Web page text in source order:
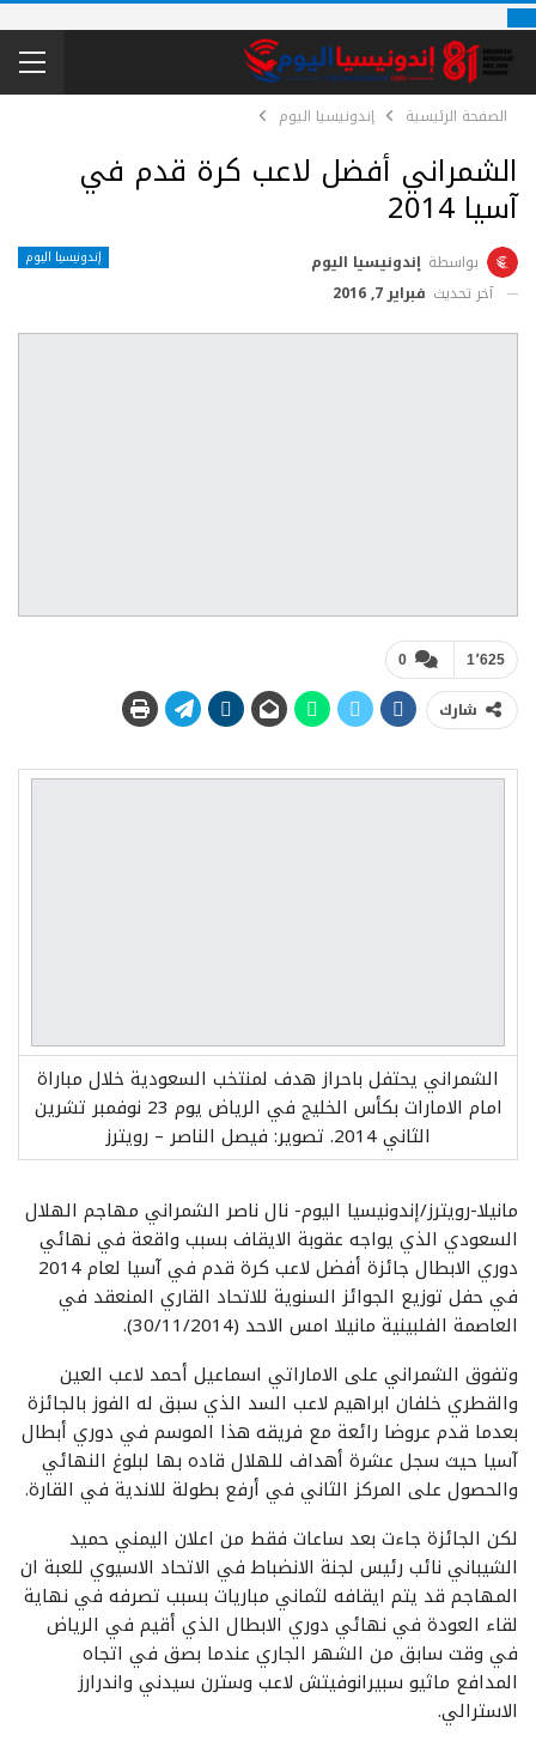
الصفحة الرئيسية إندونيسيا اليوم
الشمراني أفضل لاعب كرة قدم في
آسيا 2014
إندونيسيا اليوم بواسطة إندونيسيا اليوم
آخر تحديث فبراير 7, 2016
0 1٬625
شارك
الشمراني يحتفل باحراز هدف لمنتخب السعودية خلال مباراة
امام الامارات بكأس الخليج في الرياض يوم 23 نوفمبر تشرين
الثاني 2014. تصوير: فيصل الناصر – رويترز
مانيلا-رويترز/إندونيسيا اليوم- نال ناصر الشمراني مهاجم الهلال
السعودي الذي يواجه عقوبة الايقاف بسبب واقعة في نهائي
دوري الابطال جائزة أفضل لاعب كرة قدم في آسيا لعام 2014
في حفل توزيع الجوائز السنوية للاتحاد القاري المنعقد في
العاصمة الفلبينية مانيلا امس الاحد (30/11/2014).
وتفوق الشمراني على الاماراتي اسماعيل أحمد لاعب العين
والقطري خلفان ابراهيم لاعب السد الذي سبق له الفوز بالجائزة
بعدما قدم عروضا رائعة مع فريقه هذا الموسم في دوري أبطال
آسيا حيث سجل عشرة أهداف للهلال قاده بها لبلوغ النهائي
والحصول على المركز الثاني في أرفع بطولة للاندية في القارة.
لكن الجائزة جاءت بعد ساعات فقط من اعلان اليمني حميد
الشيباني نائب رئيس لجنة الانضباط في الاتحاد الاسيوي للعبة ان
المهاجم قد يتم ايقافه لثماني مباريات بسبب تصرفه في نهاية
لقاء العودة في نهائي دوري الابطال الذي أقيم في الرياض
في وقت سابق من الشهر الجاري عندما بصق في اتجاه
المدافع ماثيو سبيرانوفيتش لاعب وسترن سيدني واندرارز
الاسترالي.